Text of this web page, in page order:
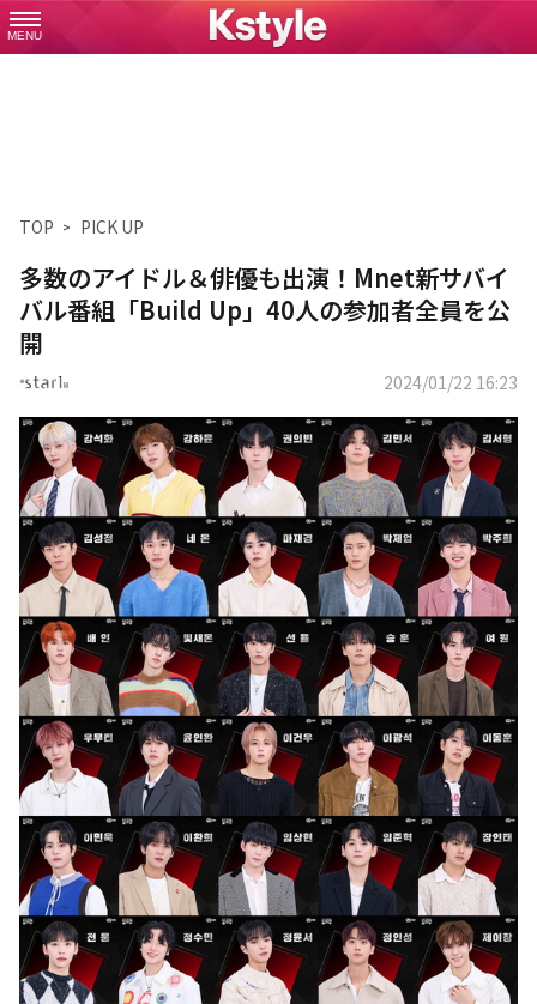
MENU
TOP PICK UP
多数のアイドル＆俳優も出演！Mnet新サバイ
バル番組「Build Up」40人の参加者全員を公
開
2024/01/22 16:23